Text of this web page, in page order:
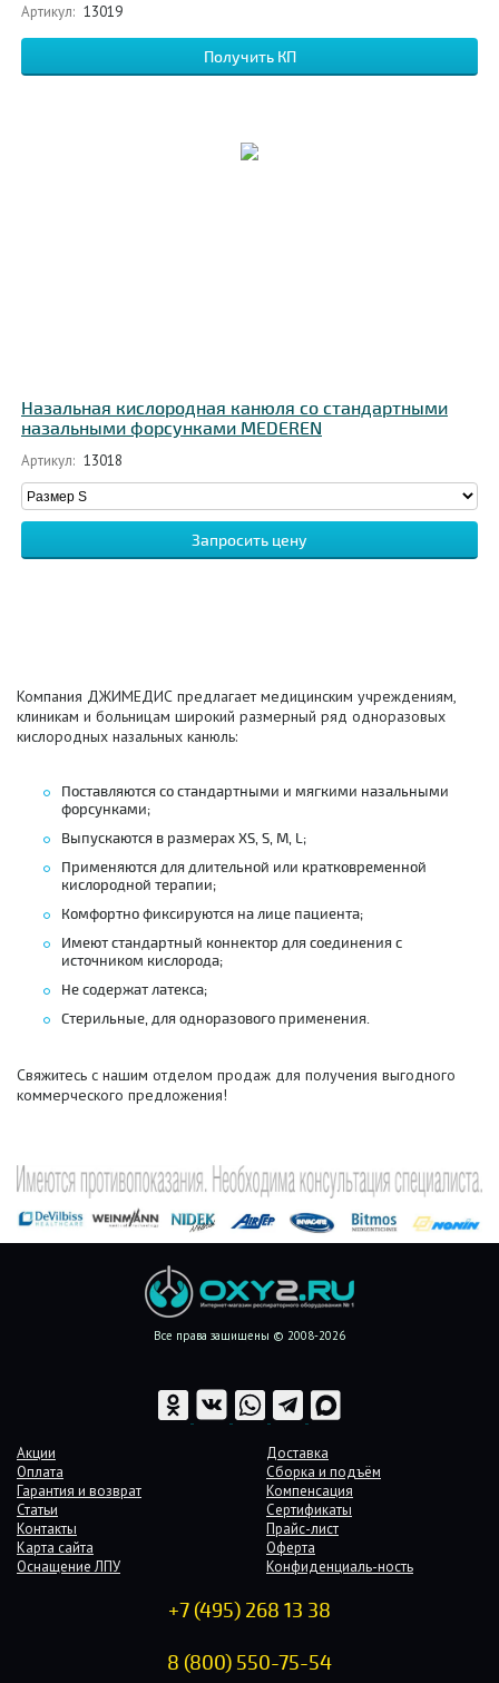
Артикул: 13019
Получить КП
Назальная кислородная канюля со стандартными
назальными форсунками MEDEREN
Артикул: 13018
Запросить цену
Компания ДЖИМЕДИС предлагает медицинским учреждениям,
клиникам и больницам широкий размерный ряд одноразовых
кислородных назальных канюль:
Поставляются со стандартными и мягкими назальными
форсунками;
Выпускаются в размерах XS, S, M, L;
Применяются для длительной или кратковременной
кислородной терапии;
Комфортно фиксируются на лице пациента;
Имеют стандартный коннектор для соединения с
источником кислорода;
Не содержат латекса;
Стерильные, для одноразового применения.
Свяжитесь с нашим отделом продаж для получения выгодного
коммерческого предложения!
Все права защищены © 2008-2026
Акции
Доставка
Оплата
Сборка и подъём
Гарантия и возврат
Компенсация
Статьи
Сертификаты
Контакты
Прайс-лист
Карта сайта
Оферта
Оснащение ЛПУ
Конфиденциаль-ность
+7 (495) 268 13 38
8 (800) 550-75-54